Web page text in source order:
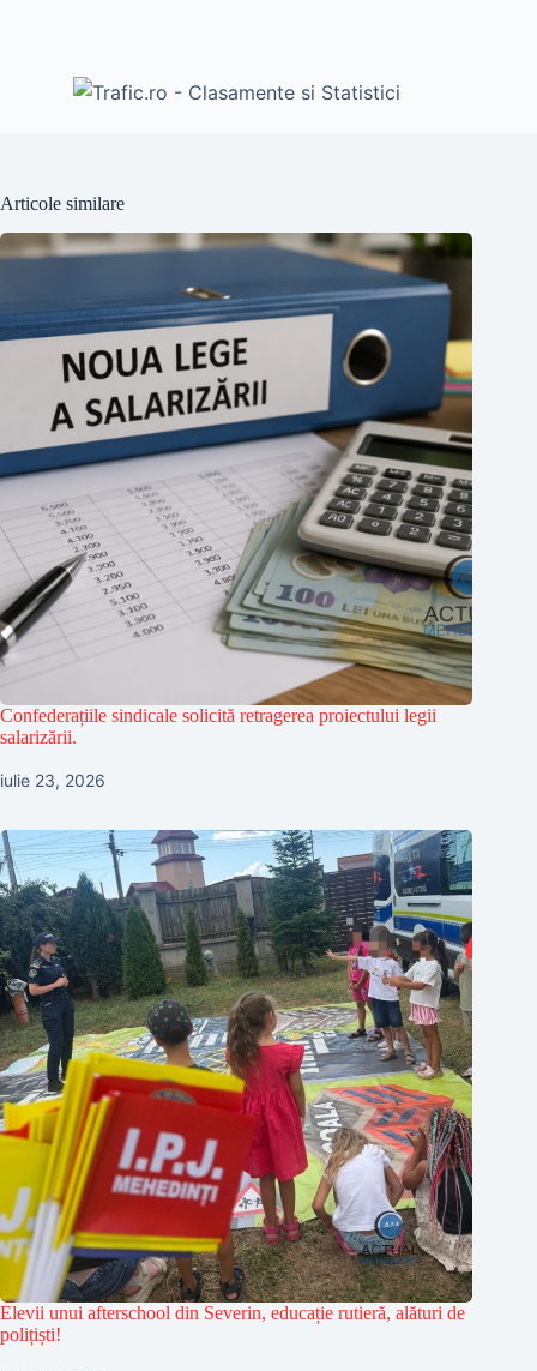
Articole similare
Confederațiile sindicale solicită retragerea proiectului legii
salarizării.
iulie 23, 2026
Elevii unui afterschool din Severin, educație rutieră, alături de
polițiști!